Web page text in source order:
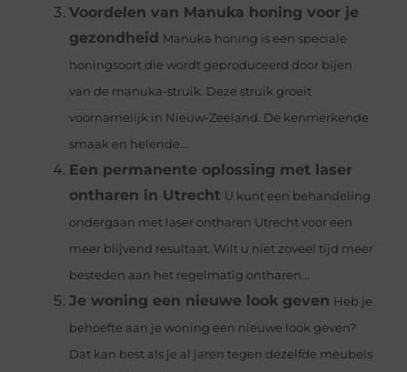
Voordelen van Manuka honing voor je
gezondheid Manuka honing is een speciale
honingsoort die wordt geproduceerd door bijen
van de manuka-struik. Deze struik groeit
voornamelijk in Nieuw-Zeeland. De kenmerkende
smaak en helende...
Een permanente oplossing met laser
ontharen in Utrecht U kunt een behandeling
ondergaan met laser ontharen Utrecht voor een
meer blijvend resultaat. Wilt u niet zoveel tijd meer
besteden aan het regelmatig ontharen...
Je woning een nieuwe look geven Heb je
behoefte aan je woning een nieuwe look geven?
Dat kan best als je al jaren tegen dezelfde meubels